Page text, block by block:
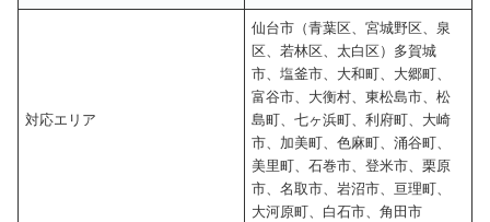
対応エリア
仙台市（青葉区、宮城野区、泉
区、若林区、太白区）多賀城
市、塩釜市、大和町、大郷町、
富谷市、大衡村、東松島市、松
島町、七ヶ浜町、利府町、大崎
市、加美町、色麻町、涌谷町、
美里町、石巻市、登米市、栗原
市、名取市、岩沼市、亘理町、
大河原町、白石市、角田市